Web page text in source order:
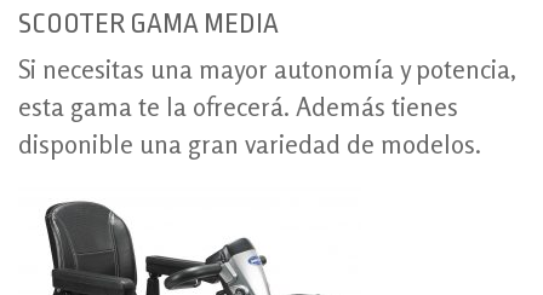
SCOOTER GAMA MEDIA
Si necesitas una mayor autonomía y potencia,
esta gama te la ofrecerá. Además tienes
disponible una gran variedad de modelos.